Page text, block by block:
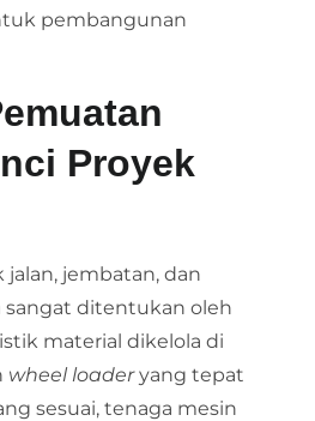
pembangunan
Proyek
jalan, jembatan, dan
sangat ditentukan oleh
material dikelola di
wheel loaderyang tepat
sesuai, tenaga mesin